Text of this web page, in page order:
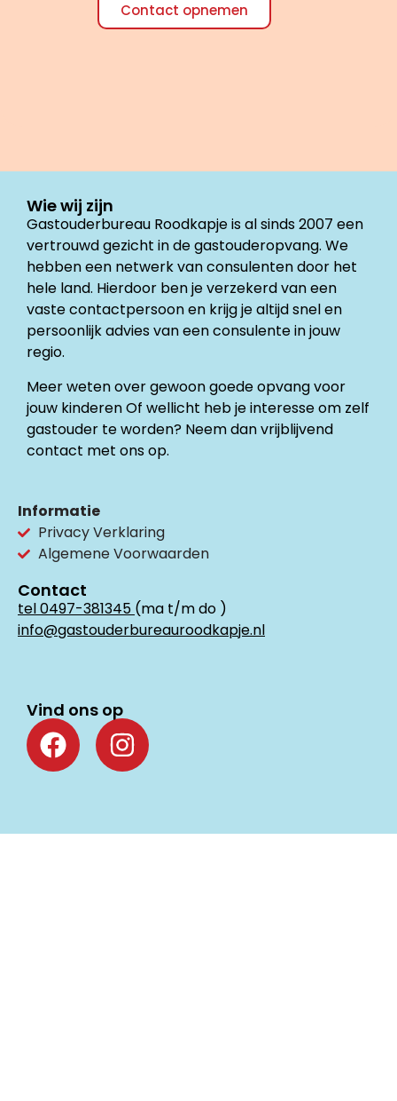
Contact opnemen
Wie wij zijn
Gastouderbureau Roodkapje is al sinds 2007 een
vertrouwd gezicht in de gastouderopvang. We
hebben een netwerk van consulenten door het
hele land. Hierdoor ben je verzekerd van een
vaste contactpersoon en krijg je altijd snel en
persoonlijk advies van een consulente in jouw
regio.
Meer weten over gewoon goede opvang voor
jouw kinderen Of wellicht heb je interesse om zelf
gastouder te worden? Neem dan vrijblijvend
contact met ons op.
Informatie
Privacy Verklaring
Algemene Voorwaarden
Contact
tel 0497-381345 (ma t/m do )
info@gastouderbureauroodkapje.nl
Vind ons op